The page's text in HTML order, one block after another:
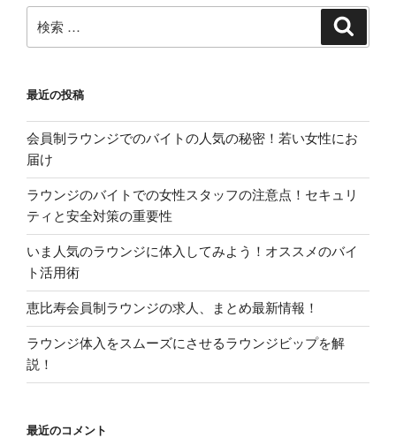
索:
最近の投稿
会員制ラウンジでのバイトの人気の秘密！若い女性にお
届け
ラウンジのバイトでの女性スタッフの注意点！セキュリ
ティと安全対策の重要性
いま人気のラウンジに体入してみよう！オススメのバイ
ト活用術
恵比寿会員制ラウンジの求人、まとめ最新情報！
ラウンジ体入をスムーズにさせるラウンジビップを解
説！
最近のコメント